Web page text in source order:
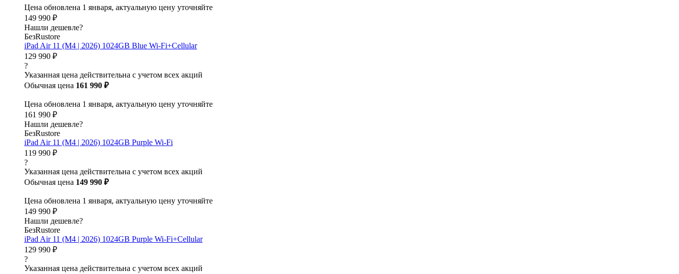
Цена обновлена 1 января, актуальную цену уточняйте
149 990 ₽
Нашли дешевле?
БезRustore
iPad Air 11 (M4 | 2026) 1024GB Blue Wi-Fi+Cellular
129 990 ₽
?
Указанная цена действительна с учетом всех акций
Обычная цена 161 990 ₽
Цена обновлена 1 января, актуальную цену уточняйте
161 990 ₽
Нашли дешевле?
БезRustore
iPad Air 11 (M4 | 2026) 1024GB Purple Wi-Fi
119 990 ₽
?
Указанная цена действительна с учетом всех акций
Обычная цена 149 990 ₽
Цена обновлена 1 января, актуальную цену уточняйте
149 990 ₽
Нашли дешевле?
БезRustore
iPad Air 11 (M4 | 2026) 1024GB Purple Wi-Fi+Cellular
129 990 ₽
?
Указанная цена действительна с учетом всех акций